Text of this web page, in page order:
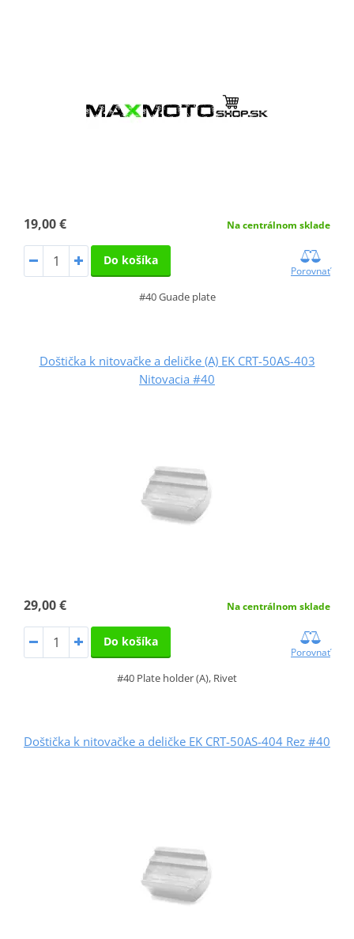
19,00 € Na centrálnom sklade
Do košíka
Porovnať
#40 Guade plate
Doštička k nitovačke a deličke (A) EK CRT-50AS-403
Nitovacia #40
29,00 € Na centrálnom sklade
Do košíka
Porovnať
#40 Plate holder (A), Rivet
Doštička k nitovačke a deličke EK CRT-50AS-404 Rez #40